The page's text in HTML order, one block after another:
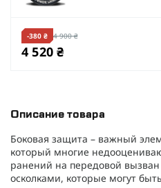
Описание товара
Боковая защита – важный
который многие
ранений на передовой
осколками, которые могут
-380 ₴ 4 900 ₴
4 520 ₴